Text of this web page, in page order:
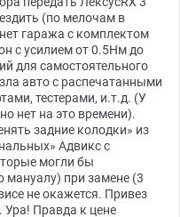
(по мелочам в
гаража с комплектом
с усилием от 0.5Нм до
для самостоятельного
авто с распечатанными
тестерами, и.т.д. (У
нет на это времени).
задние колодки» из
Адвикс с
могли бы
мануалу) при замене (3
не окажется. Привез
Ура! Правда к цене